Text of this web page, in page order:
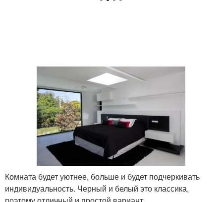
Комната будет уютнее, больше и будет подчеркивать
индивидуальность. Черный и белый это классика,